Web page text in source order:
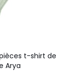
t-shirt de
Arya